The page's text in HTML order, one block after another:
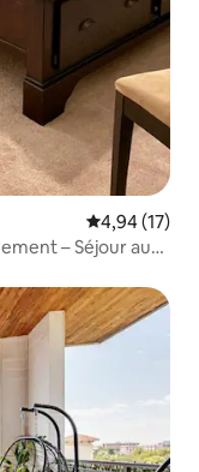
Évaluation
4,94 (17)
– Séjour au